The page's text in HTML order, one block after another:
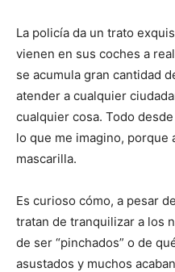
La policía da un trato
vienen en sus coches a
se acumula gran cantidad
atender a cualquier
cualquier cosa. Todo
lo que me imagino, porque
mascarilla.
Es curioso cómo, a pesar
tratan de tranquilizar a los
de ser “pinchados” o de
asustados y muchos